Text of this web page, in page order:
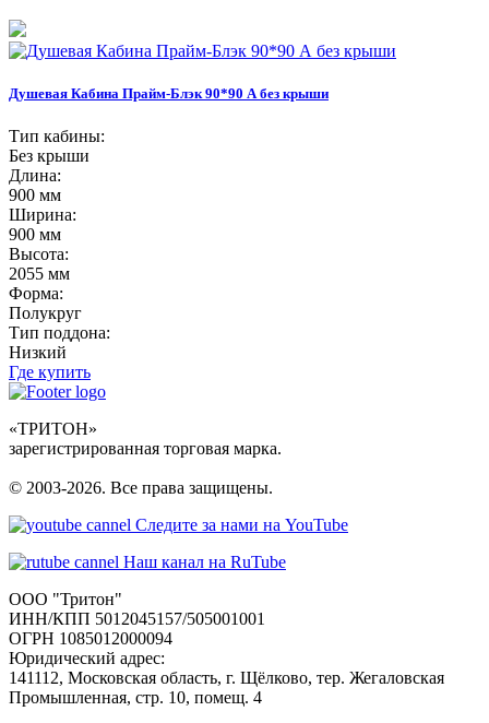
Душевая Кабина Прайм-Блэк 90*90 А без крыши
Тип кабины:
Без крыши
Длина:
900 мм
Ширина:
900 мм
Высота:
2055 мм
Форма:
Полукруг
Тип поддона:
Низкий
Где купить
«ТРИТОН»
зарегистрированная торговая марка.
© 2003-2026. Все права защищены.
Следите за нами на YouTube
Наш канал на RuTube
ООО "Тритон"
ИНН/КПП 5012045157/505001001
ОГРН 1085012000094
Юридический адрес:
141112, Московская область, г. Щёлково, тер. Жегаловская
Промышленная, стр. 10, помещ. 4